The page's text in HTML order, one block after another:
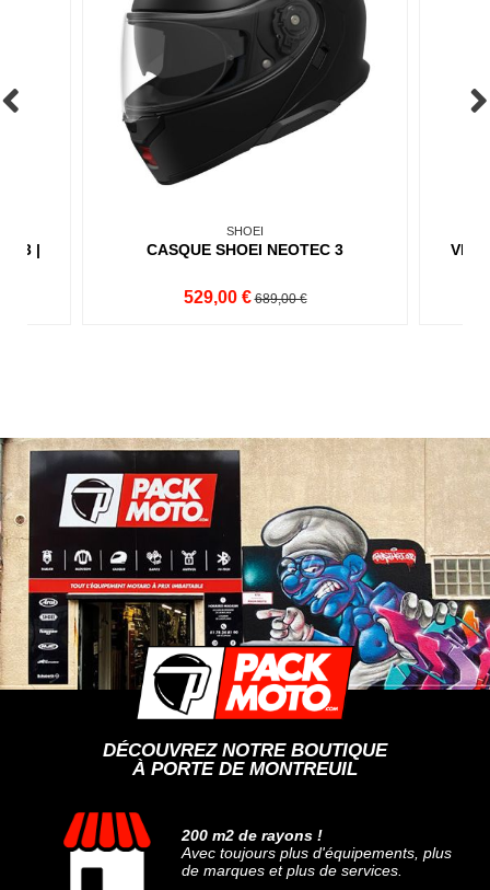
3 |
SHOEI
CASQUE SHOEI NEOTEC 3
529,00 € 689,00 €
DÉCOUVREZ NOTRE BOUTIQUE
À PORTE DE MONTREUIL
200 m2 de rayons !
Avec toujours plus d'équipements, plus
de marques et plus de services.